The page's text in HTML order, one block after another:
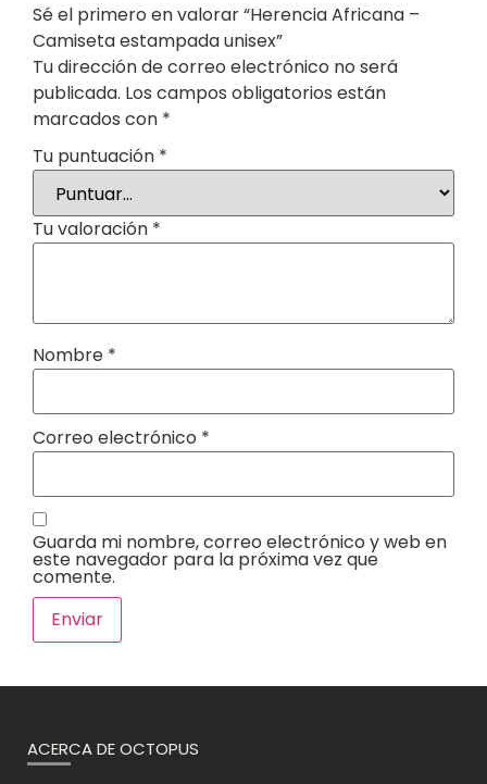
Sé el primero en valorar “Herencia Africana –
Camiseta estampada unisex”
Tu dirección de correo electrónico no será
publicada. Los campos obligatorios están
marcados con *
Tu puntuación *
Tu valoración *
Nombre *
Correo electrónico *
Guarda mi nombre, correo electrónico y web en
este navegador para la próxima vez que
comente.
ACERCA DE OCTOPUS